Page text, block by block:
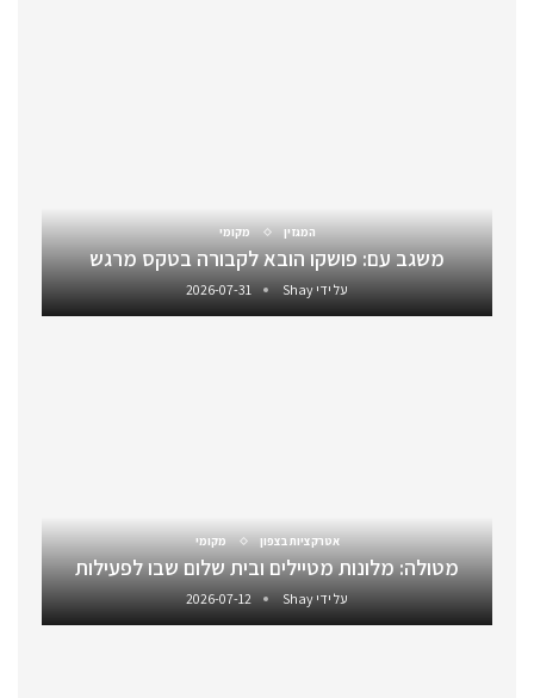
המגזין מקומי
משגב עם: פושקו הובא לקבורה בטקס מרגש
על ידי Shay
2026-07-31
אטרקציות בצפון מקומי
מטולה: מלונות מטיילים ובית שלום שבו לפעילות
על ידי Shay
2026-07-12